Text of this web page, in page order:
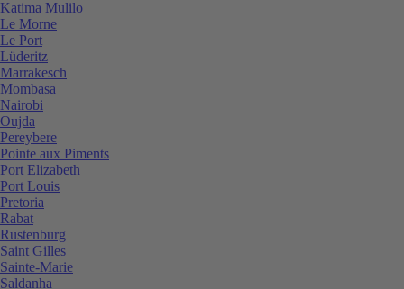
Katima Mulilo
Le Morne
Le Port
Lüderitz
Marrakesch
Mombasa
Nairobi
Oujda
Pereybere
Pointe aux Piments
Port Elizabeth
Port Louis
Pretoria
Rabat
Rustenburg
Saint Gilles
Sainte-Marie
Saldanha